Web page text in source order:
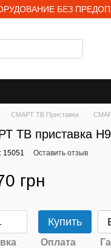
БЕЗ
СМАРТ ТВ Приставки
ТВ приставка
15051 Оставить отзыв
грн
Купить
Оплата